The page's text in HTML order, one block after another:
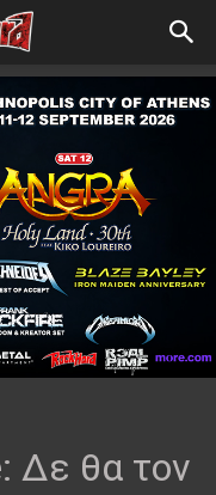
Δε θα τον